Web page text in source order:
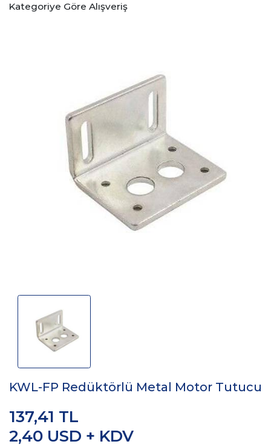
Kategoriye Göre Alışveriş
KWL-FP Redüktörlü Metal Motor Tutucu
2,40 USD + KDV
137,41 TL